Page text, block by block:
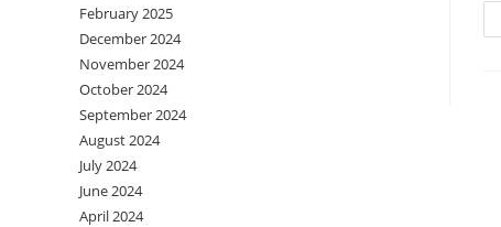
February 2025
December 2024
November 2024
October 2024
September 2024
August 2024
July 2024
June 2024
April 2024